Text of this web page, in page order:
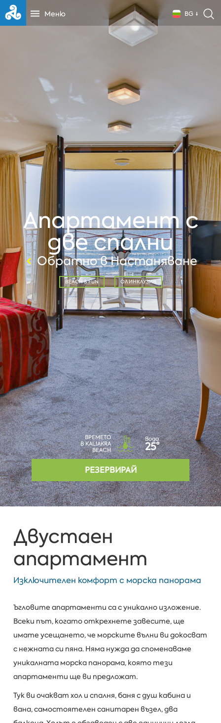
Меню BG
Апартамент с
две спални
Обратно в Настаняване
BEACH & FUN ОЛ ИНКЛУЗИВ
ВРЕМЕТО
В KALIAKRA
BEACH
Вода
25°
РЕЗЕРВИРАЙ
Двустаен
апартамент
Изключителен комфорт с морска панорама
Ъгловите апартаменти са с уникално изложение.
Всеки път, когато открехнете завесите, ще
имате усещането, че морските вълни ви докосват
с нежната си пяна. Няма нужда да споменаваме
уникалната морска панорама, която тези
апартаменти ще ви предложат.
Тук ви очакват хол и спалня, баня с душ кабина и
вана, самостоятелен санитарен възел, два